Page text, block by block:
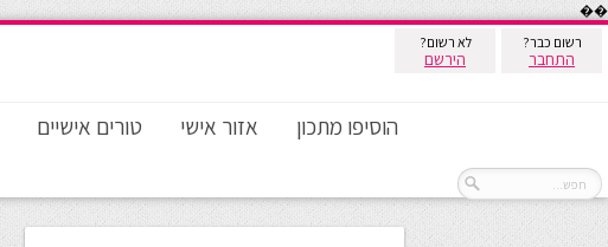
��
רשום כבר?
התחבר
לא רשום?
הירשם
הוסיפו מתכון אזור אישי טורים אישיים